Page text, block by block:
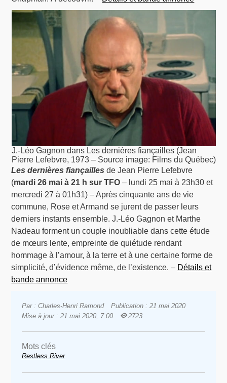
J.-Léo Gagnon dans Les dernières fiançailles (Jean
Pierre Lefebvre, 1973 – Source image: Films du Québec)
Les dernières fiançailles de Jean Pierre Lefebvre
(mardi 26 mai à 21 h sur TFO – lundi 25 mai à 23h30 et
mercredi 27 à 01h31) – Après cinquante ans de vie
commune, Rose et Armand se jurent de passer leurs
derniers instants ensemble. J.-Léo Gagnon et Marthe
Nadeau forment un couple inoubliable dans cette étude
de mœurs lente, empreinte de quiétude rendant
hommage à l’amour, à la terre et à une certaine forme de
simplicité, d’évidence même, de l’existence. – Détails et
bande annonce
Par : Charles-Henri Ramond
Publication : 21 mai 2020
Mise à jour : 21 mai 2020, 7:00
2723
Mots clés
Restless River